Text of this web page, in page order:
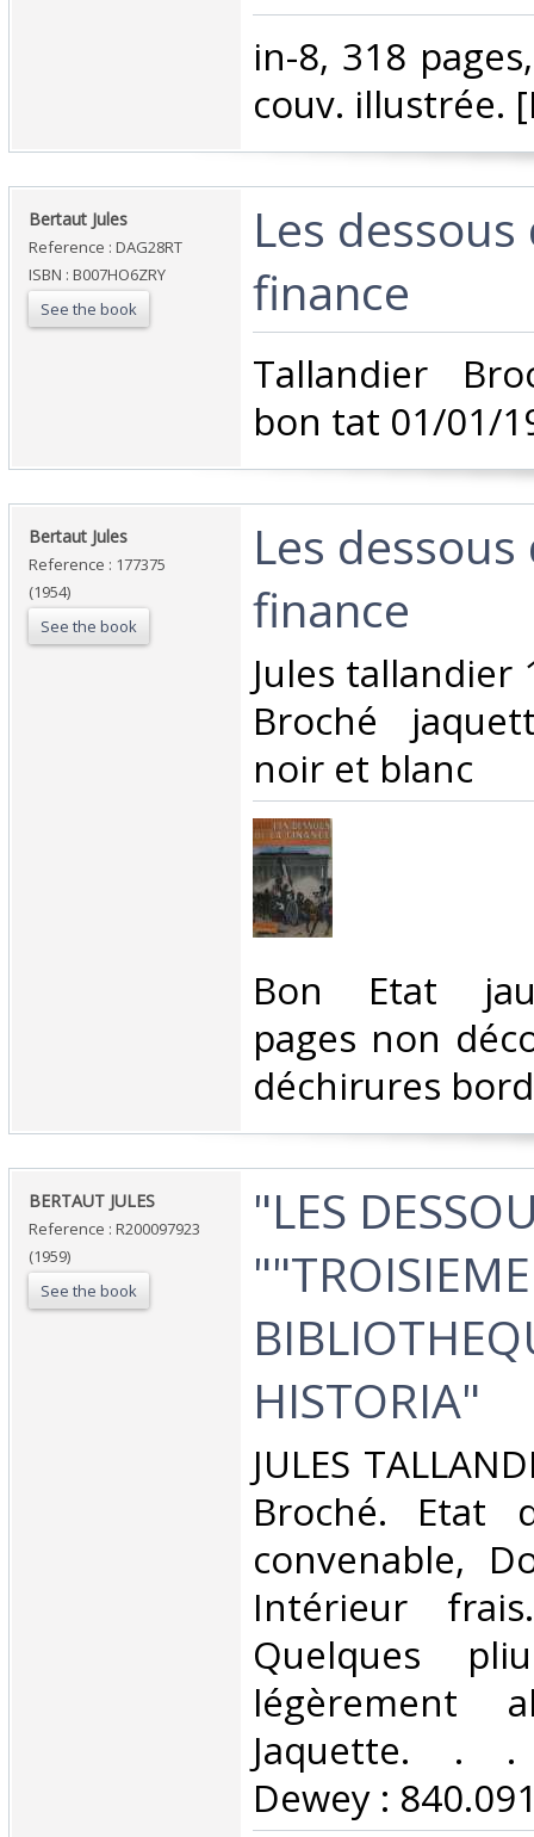
‎in-8, 318
couv. illustrée.
‎Bertaut Jules‎
Reference : DAG28RT
ISBN : B007HO6ZRY
See the book
‎Les dessous
finance‎
‎Tallandier
bon tat 01/01/
‎Bertaut Jules‎
Reference : 177375
(1954)
See the book
‎Les dessous
finance‎
‎Jules tallandier
Broché
noir et blanc‎
‎Bon Etat
pages non
déchirures
‎BERTAUT JULES‎
Reference : R200097923
(1959)
See the book
‎"LES
HISTORIA"‎
‎JULES
Broché. Etat
convenable,
Intérieur
Quelques
légèrement
Jaquette. . .
Dewey :